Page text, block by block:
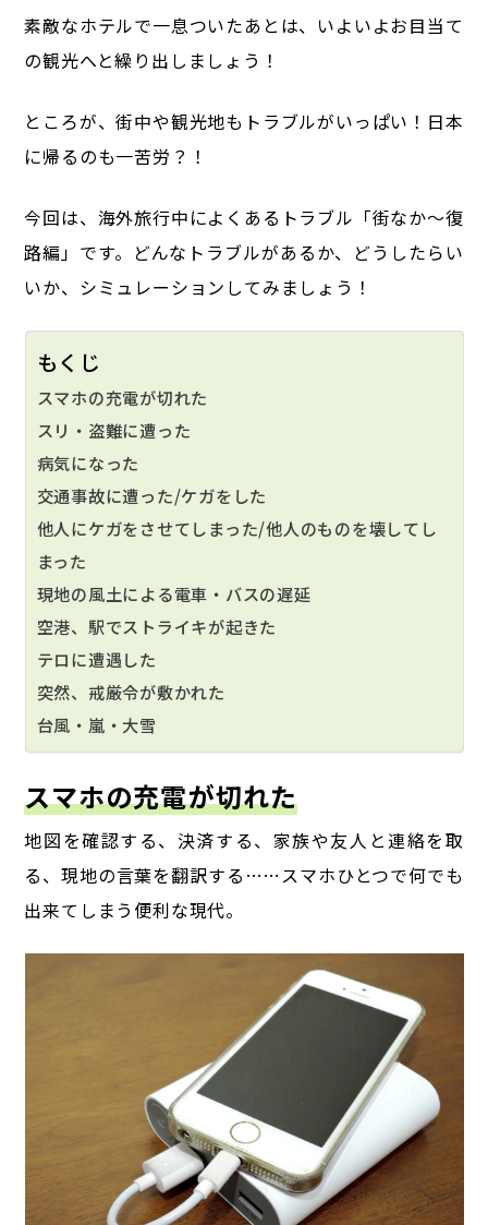
素敵なホテルで一息ついたあとは、いよいよお目当て
の観光へと繰り出しましょう！
ところが、街中や観光地もトラブルがいっぱい！ 日本
に帰るのも一苦労？！
今回は、海外旅行中によくあるトラブル「街なか～復
路編」です。 どんなトラブルがあるか、どうしたらい
いか、シミュレーションしてみましょう！
もくじ
スマホの充電が切れた
スリ・盗難に遭った
病気になった
交通事故に遭った/ケガをした
他人にケガをさせてしまった/他人のものを壊してし
まった
現地の風土による電車・バスの遅延
空港、駅でストライキが起きた
テロに遭遇した
突然、戒厳令が敷かれた
台風・嵐・大雪
スマホの充電が切れた
地図を確認する、決済する、家族や友人と連絡を取
る、現地の言葉を翻訳する……スマホひとつで何でも
出来てしまう便利な現代。